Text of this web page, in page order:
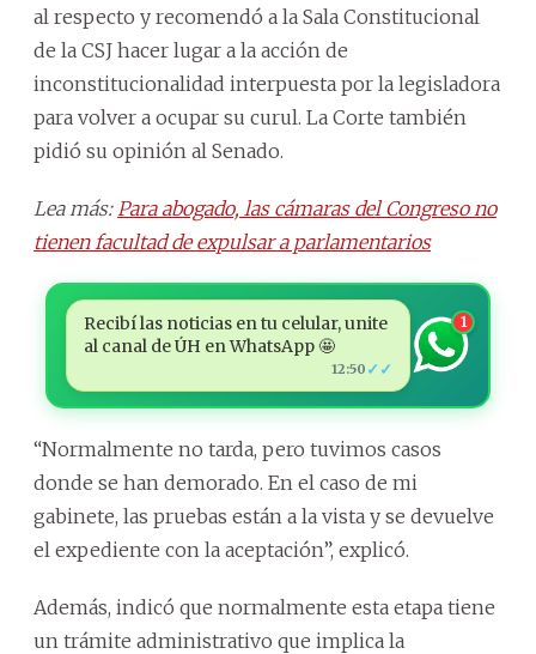
al respecto y recomendó a la Sala Constitucional
de la CSJ hacer lugar a la acción de
inconstitucionalidad interpuesta por la legisladora
para volver a ocupar su curul. La Corte también
pidió su opinión al Senado.
Lea más: Para abogado, las cámaras del Congreso no
tienen facultad de expulsar a parlamentarios
Recibí las noticias en tu celular, unite
al canal de ÚH en WhatsApp 🤩
12:50 ✓✓
1
“Normalmente no tarda, pero tuvimos casos
donde se han demorado. En el caso de mi
gabinete, las pruebas están a la vista y se devuelve
el expediente con la aceptación”, explicó.
Además, indicó que normalmente esta etapa tiene
un trámite administrativo que implica la